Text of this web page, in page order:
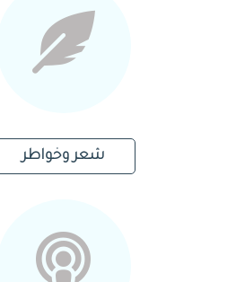
شعر وخواطر